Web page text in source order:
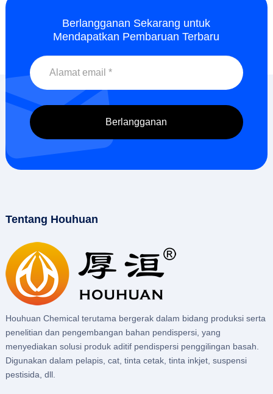
Berlangganan Sekarang untuk
Mendapatkan Pembaruan Terbaru
Tentang Houhuan
Houhuan Chemical terutama bergerak dalam bidang produksi serta
penelitian dan pengembangan bahan pendispersi, yang
menyediakan solusi produk aditif pendispersi penggilingan basah.
Digunakan dalam pelapis, cat, tinta cetak, tinta inkjet, suspensi
pestisida, dll.